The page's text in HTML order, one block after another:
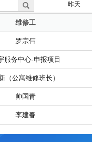
昨天
维修工
罗宗伟
服务中心-申报项目
（公寓维修班长）
帅国青
李建春